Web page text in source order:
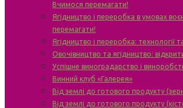
Вчимося перемагати!
Ягідництво і переробка в умовах
перемагати!
Ягідництво і переробка: технології
Овочівництво та ягідництво:
Успішне виноградарство і
Винний клуб «Галерея»
Від землі до готового продукту
Від землі до готового продукту